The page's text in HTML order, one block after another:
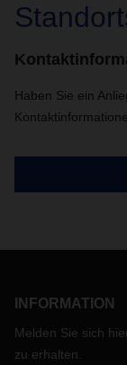
Haben Sie ein
INFORMATION
Melden Sie sich
zu erhalten.